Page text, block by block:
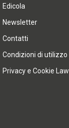
Edicola
Newsletter
Contatti
Condizioni di utilizzo
Privacy e Cookie Law